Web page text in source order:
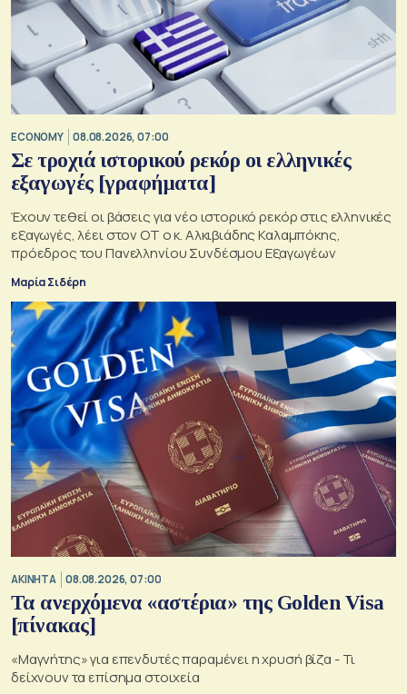
ECONOMY 08.08.2026, 07:00
Σε τροχιά ιστορικού ρεκόρ οι ελληνικές
εξαγωγές [γραφήματα]
Έχουν τεθεί οι βάσεις για νέο ιστορικό ρεκόρ στις ελληνικές
εξαγωγές, λέει στον ΟΤ ο κ. Αλκιβιάδης Καλαμπόκης,
πρόεδρος του Πανελληνίου Συνδέσμου Εξαγωγέων
Μαρία Σιδέρη
ΑΚΙΝΗΤΑ 08.08.2026, 07:00
Τα ανερχόμενα «αστέρια» της Golden Visa
[πίνακας]
«Μαγνήτης» για επενδυτές παραμένει η χρυσή βίζα - Τι
δείχνουν τα επίσημα στοιχεία